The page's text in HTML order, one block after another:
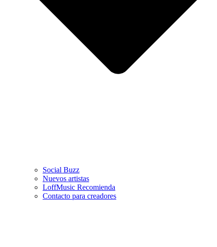
Social Buzz
Nuevos artistas
LoffMusic Recomienda
Contacto para creadores